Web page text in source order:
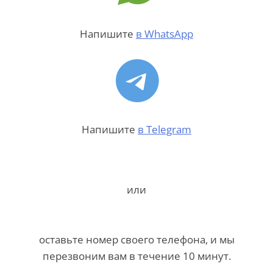
Напишите в WhatsApp
Напишите в Telegram
или
оставьте номер своего телефона, и мы
перезвоним вам в течение 10 минут.